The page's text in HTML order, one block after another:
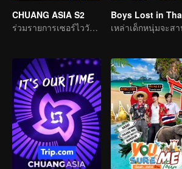
CHUANG ASIA S2
ร่วมรายการเซอร์ไววัลแห่งเอเชีย เลือกไอดอลที่คุณชอบ